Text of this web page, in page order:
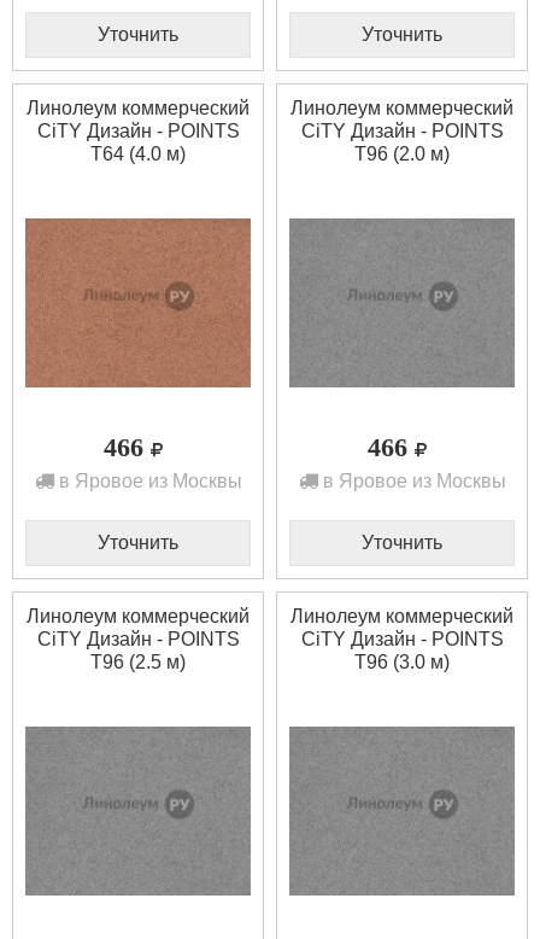
Уточнить Уточнить
Линолеум коммерческий
CiTY Дизайн - POINTS
T64 (4.0 м)
466
в Яровое из Москвы
Уточнить
Линолеум коммерческий
CiTY Дизайн - POINTS
T96 (2.0 м)
466
в Яровое из Москвы
Уточнить
Линолеум коммерческий
CiTY Дизайн - POINTS
T96 (2.5 м)
Линолеум коммерческий
CiTY Дизайн - POINTS
T96 (3.0 м)